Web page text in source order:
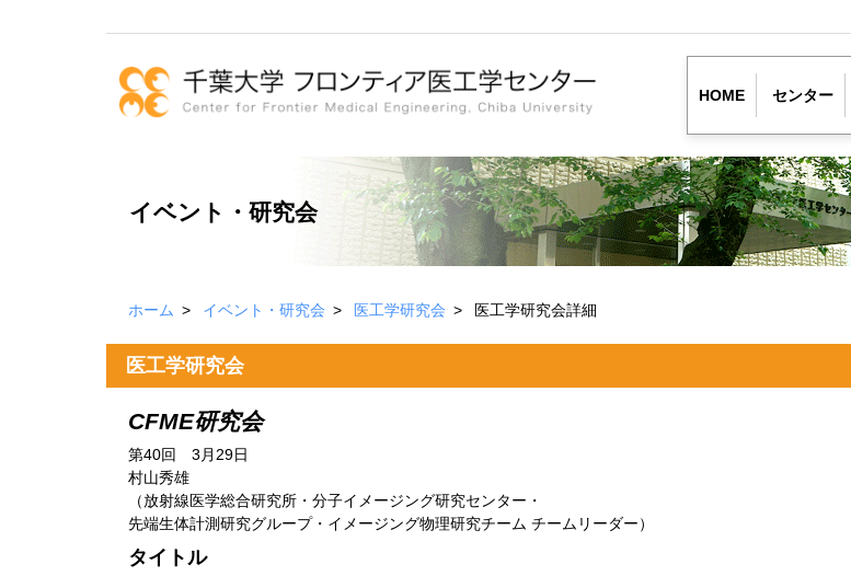
HOME センター
イベント・研究会
ホーム イベント・研究会 医工学研究会 医工学研究会詳細
医工学研究会
CFME研究会
第40回 3月29日
村山秀雄
（放射線医学総合研究所・分子イメージング研究センター・
先端生体計測研究グループ・イメージング物理研究チーム チームリーダー）
タイトル